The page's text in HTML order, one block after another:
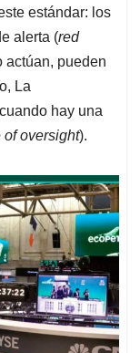
estándar: los
alerta (red
actúan, pueden
La
hay una
of oversight).